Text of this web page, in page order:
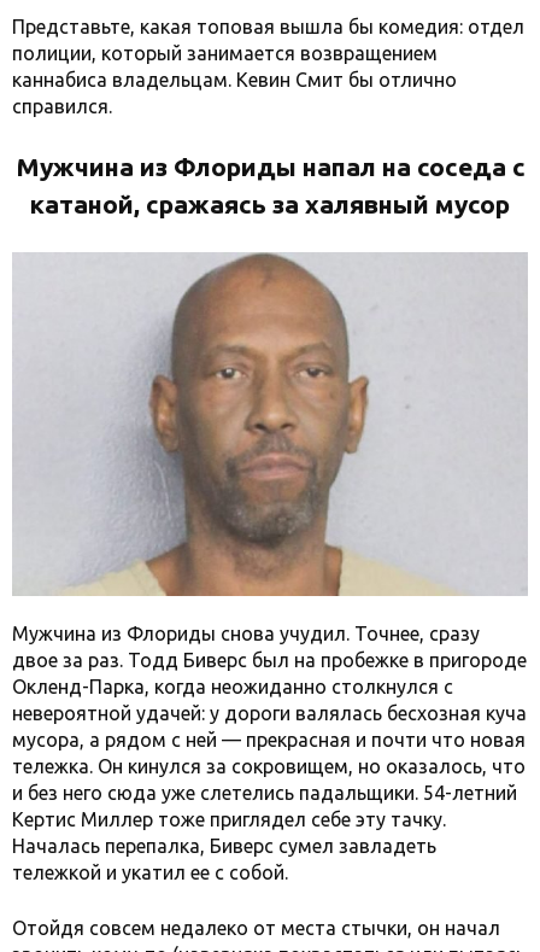
Представьте, какая топовая вышла бы комедия: отдел
полиции, который занимается возвращением
каннабиса владельцам. Кевин Смит бы отлично
справился.
Мужчина из Флориды напал на соседа с
катаной, сражаясь за халявный мусор
Мужчина из Флориды снова учудил. Точнее, сразу
двое за раз. Тодд Биверс был на пробежке в пригороде
Окленд-Парка, когда неожиданно столкнулся с
невероятной удачей: у дороги валялась бесхозная куча
мусора, а рядом с ней — прекрасная и почти что новая
тележка. Он кинулся за сокровищем, но оказалось, что
и без него сюда уже слетелись падальщики. 54-летний
Кертис Миллер тоже приглядел себе эту тачку.
Началась перепалка, Биверс сумел завладеть
тележкой и укатил ее с собой.
Отойдя совсем недалеко от места стычки, он начал